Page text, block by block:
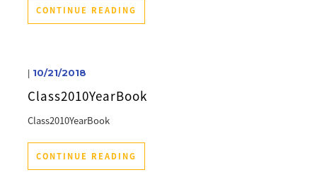
CONTINUE READING
| 10/21/2018
Class2010YearBook
Class2010YearBook
CONTINUE READING